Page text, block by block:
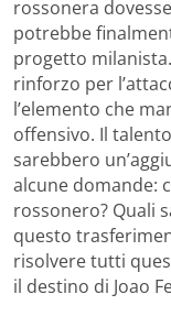
rossonera
potrebbe
progetto
rinforzo per
l’elemento che
offensivo. Il
sarebbero
alcune domande:
rossonero? Quali
questo
risolvere tutti
il destino di Joao